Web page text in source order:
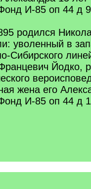
И-85 оп 44 д
родился
уволенный в
Сибирского
Йодко,
жена его
И-85 оп 44 д